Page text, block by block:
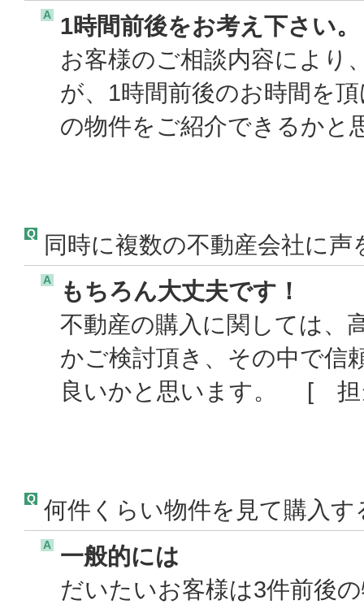
A
1時間前後をお考え下さい。
お客様のご相談内容により
が、1時間前後のお時間を
の物件をご紹介できる
Q 同時に複数の不動産会社に声
A
もちろん大丈夫です！
不動産の購入に関しては、
かご検討頂き、その中で信
良いかと思います。 [
Q 何件くらい物件を見て購入
A
一般的には
だいたいお客様は3件前後